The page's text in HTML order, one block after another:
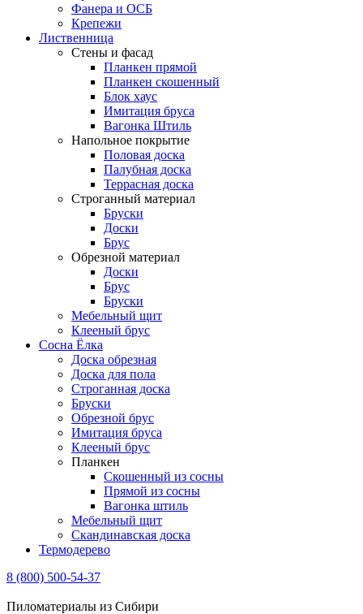
Фанера и ОСБ
Крепежи
Лиственница
Стены и фасад
Планкен прямой
Планкен скошенный
Блок хаус
Имитация бруса
Вагонка Штиль
Напольное покрытие
Половая доска
Палубная доска
Террасная доска
Строганный материал
Бруски
Доски
Брус
Обрезной материал
Доски
Брус
Бруски
Мебельный щит
Клееный брус
Сосна Ёлка
Доска обрезная
Доска для пола
Строганная доска
Бруски
Обрезной брус
Имитация бруса
Клееный брус
Планкен
Скошенный из сосны
Прямой из сосны
Вагонка штиль
Мебельный щит
Скандинавская доска
Термодерево
8 (800) 500-54-37
Пиломатериалы из Сибири